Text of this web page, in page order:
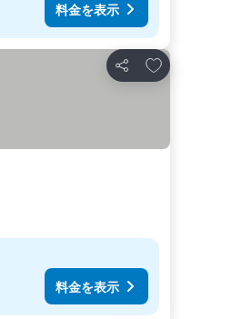
料金を表示
シェア
お気に入りに追加
料金を表示